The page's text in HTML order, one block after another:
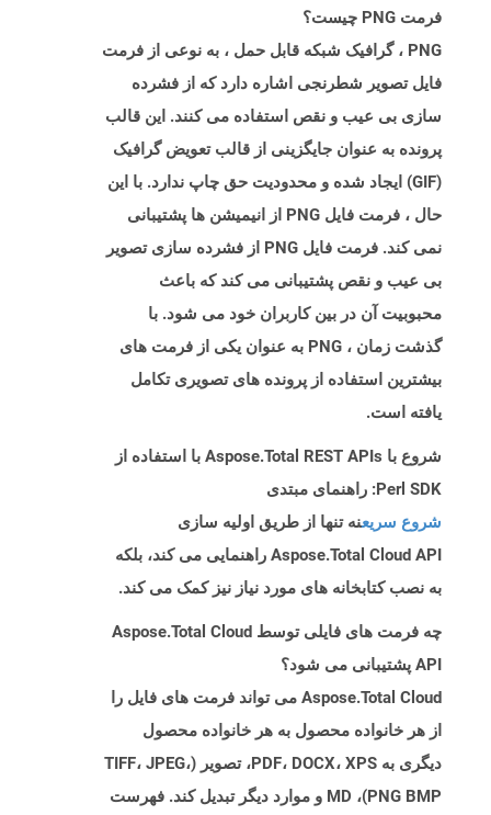
فرمت PNG چیست؟
PNG ، گرافیک شبکه قابل حمل ، به نوعی از فرمت
فایل تصویر شطرنجی اشاره دارد که از فشرده
سازی بی عیب و نقص استفاده می کنند. این قالب
پرونده به عنوان جایگزینی از قالب تعویض گرافیک
(GIF) ایجاد شده و محدودیت حق چاپ ندارد. با این
حال ، فرمت فایل PNG از انیمیشن ها پشتیبانی
نمی کند. فرمت فایل PNG از فشرده سازی تصویر
بی عیب و نقص پشتیبانی می کند که باعث
محبوبیت آن در بین کاربران خود می شود. با
گذشت زمان ، PNG به عنوان یکی از فرمت های
بیشترین استفاده از پرونده های تصویری تکامل
یافته است.
شروع با Aspose.Total REST APIs با استفاده از
Perl SDK: راهنمای مبتدی
شروع سریعنه تنها از طریق اولیه سازی
Aspose.Total Cloud API راهنمایی می کند، بلکه
به نصب کتابخانه های مورد نیاز نیز کمک می کند.
چه فرمت های فایلی توسط Aspose.Total Cloud
API پشتیبانی می شود؟
Aspose.Total Cloud می تواند فرمت های فایل را
از هر خانواده محصول به هر خانواده محصول
دیگری به PDF، DOCX، XPS، تصویر (TIFF، JPEG،
PNG BMP)، MD و موارد دیگر تبدیل کند. فهرست